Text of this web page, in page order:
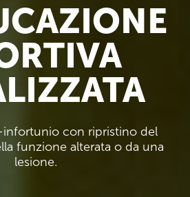
con ripristino del
funzione alterata o da una
lesione.